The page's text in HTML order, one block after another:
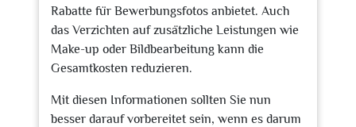
Rabatte für Bewerbungsfotos anbietet. Auch
das Verzichten auf zusätzliche Leistungen wie
Make-up oder Bildbearbeitung kann die
Gesamtkosten reduzieren.
Mit diesen Informationen sollten Sie nun
besser darauf vorbereitet sein, wenn es darum